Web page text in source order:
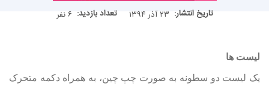
تاریخ انتشار: ۲۳ آذر ۱۳۹۴ تعداد بازدید: ۶ نفر
لیست ها
یک لیست دو سطونه به صورت چپ چین، به همراه دکمه متحرک